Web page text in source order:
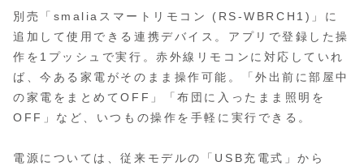
別売「smaliaスマートリモコン (RS-WBRCH1)」に
追加して使用できる連携デバイス。アプリで登録した操
作を1プッシュで実行。赤外線リモコンに対応していれ
ば、今ある家電がそのまま操作可能。「外出前に部屋中
の家電をまとめてOFF」「布団に入ったまま照明を
OFF」など、いつもの操作を手軽に実行できる。
電源については、従来モデルの「USB充電式」から